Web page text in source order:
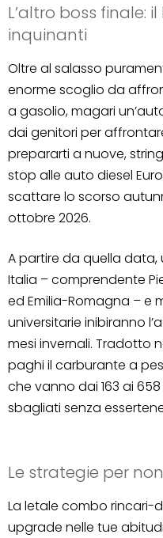
L’altro boss finale:
inquinanti
Oltre al salasso
enorme scoglio da
a gasolio, magari
dai genitori per
prepararti a nuove,
stop alle auto diesel
scattare lo scorso
ottobre 2026.
A partire da quella
Italia – comprendente
ed Emilia-Romagna – e
universitarie inibiranno
mesi invernali. Tradotto
paghi il carburante a
che vanno dai 163 ai
sbagliati senza
Le strategie per
La letale combo rincari-
upgrade nelle tue